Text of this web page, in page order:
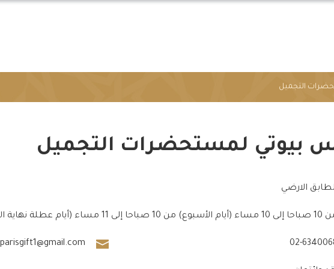
التجميل
بيوتي لمستحضرات التجميل
الارضي
من 10 صباحا إلى 11 مساء (أيام عطلة نهاية الأسبوع)
02-
parisgift1@gmail.com